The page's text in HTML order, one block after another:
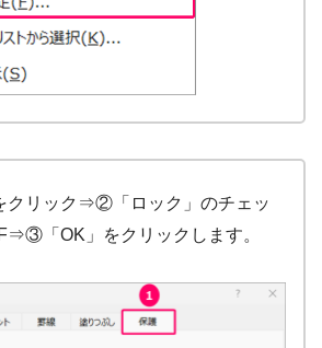
クリック⇒②「ロック」のチェッ
「OK」をクリックします。